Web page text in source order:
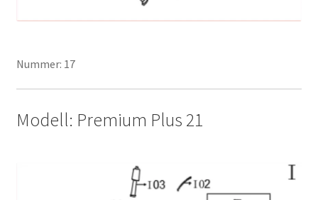
Nummer: 17
Modell: Premium Plus 21